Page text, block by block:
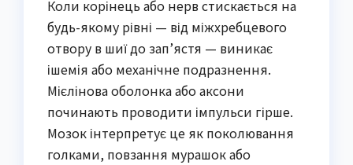
Коли корінець або нерв стискається на
будь-якому рівні — від міжхребцевого
отвору в шиї до зап’ястя — виникає
ішемія або механічне подразнення.
Мієлінова оболонка або аксони
починають проводити імпульси гірше.
Мозок інтерпретує це як поколювання
голками, повзання мурашок або